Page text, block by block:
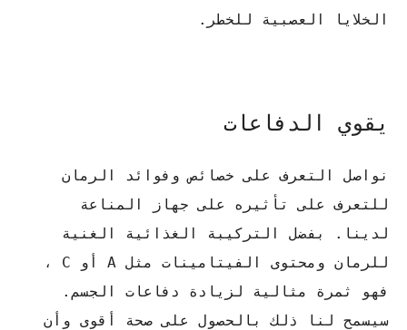
الخلايا العصبية للخطر.
يقوي الدفاعات
نواصل التعرف على خصائص وفوائد الرمان
للتعرف على تأثيره على جهاز المناعة
لدينا. بفضل التركيبة الغذائية الغنية
للرمان ومحتوى الفيتامينات مثل A أو C ،
فهو ثمرة مثالية لزيادة دفاعات الجسم.
سيسمح لنا ذلك بالحصول على صحة أقوى وأن